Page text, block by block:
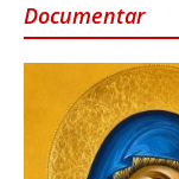
Documentar